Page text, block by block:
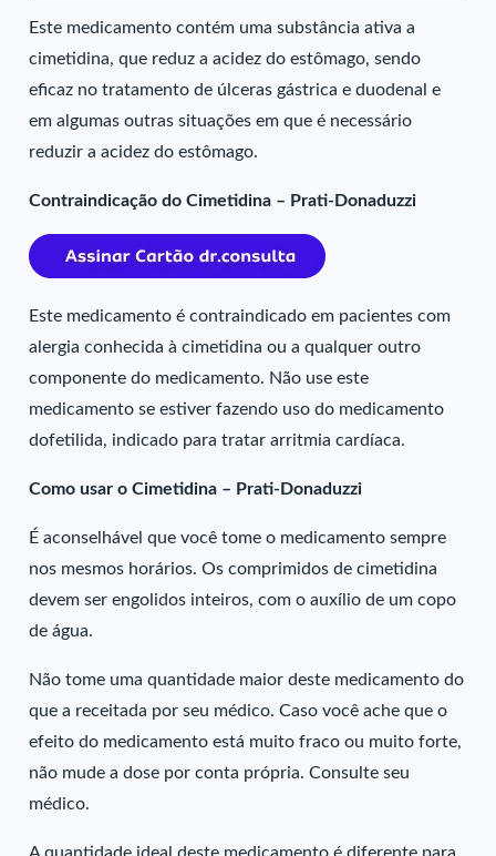
Este medicamento contém uma substância ativa a
cimetidina, que reduz a acidez do estômago, sendo
eficaz no tratamento de úlceras gástrica e duodenal e
em algumas outras situações em que é necessário
reduzir a acidez do estômago.
Contraindicação do Cimetidina – Prati-Donaduzzi
Este medicamento é contraindicado em pacientes com
alergia conhecida à cimetidina ou a qualquer outro
componente do medicamento. Não use este
medicamento se estiver fazendo uso do medicamento
dofetilida, indicado para tratar arritmia cardíaca.
Como usar o Cimetidina – Prati-Donaduzzi
É aconselhável que você tome o medicamento sempre
nos mesmos horários. Os comprimidos de cimetidina
devem ser engolidos inteiros, com o auxílio de um copo
de água.
Não tome uma quantidade maior deste medicamento do
que a receitada por seu médico. Caso você ache que o
efeito do medicamento está muito fraco ou muito forte,
não mude a dose por conta própria. Consulte seu
médico.